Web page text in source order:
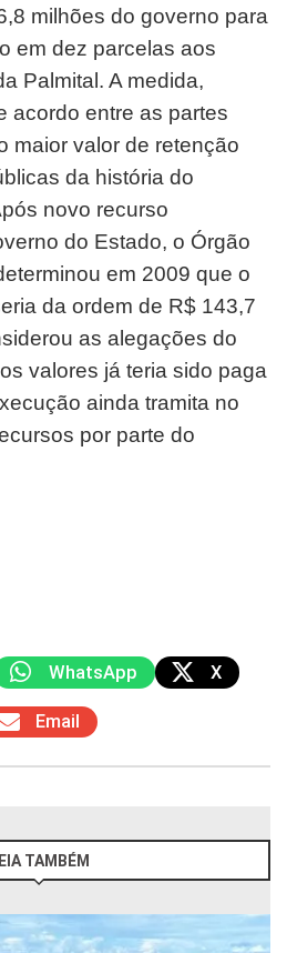
milhões do governo para
em dez parcelas aos
Palmital. A medida,
acordo entre as partes
maior valor de retenção
da história do
novo recurso
do Estado, o Órgão
em 2009 que o
da ordem de R$ 143,7
as alegações do
valores já teria sido paga
ainda tramita no
por parte do
WhatsApp X
Email
TAMBÉM